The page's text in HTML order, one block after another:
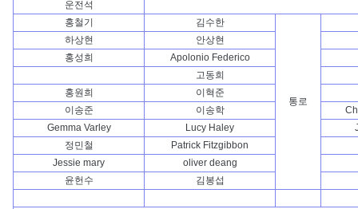
운전석
홍철기
김수한
통로
하상현
안상현
홍성희
Apolonio Federico
고동희
홍원희
이혁준
이송준
이송학
Gemma Varley
Lucy Haley
정민철
Patrick Fitzgibbon
Jessie mary
oliver deang
윤헌수
김봉섭